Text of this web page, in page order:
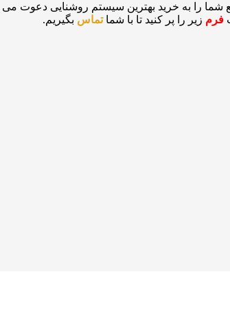
شما را به خرید بهترین سیستم روشنایی دعوت می
فرم زیر را پر کنید تا با شماتماس بگیریم.